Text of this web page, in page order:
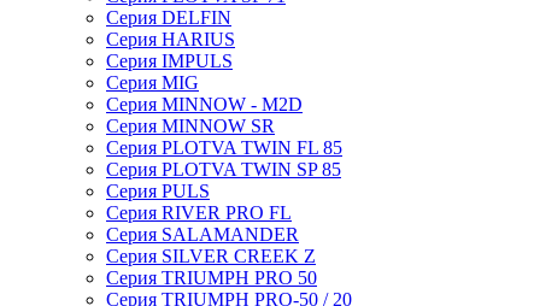
Серия DELFIN
Серия HARIUS
Серия IMPULS
Серия MIG
Серия MINNOW - M2D
Серия MINNOW SR
Серия PLOTVA TWIN FL 85
Серия PLOTVA TWIN SP 85
Серия PULS
Серия RIVER PRO FL
Серия SALAMANDER
Серия SILVER CREEK Z
Серия TRIUMPH PRO 50
Серия TRIUMPH PRO-50 / 20